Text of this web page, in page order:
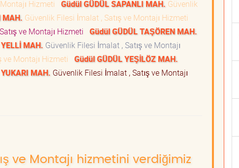
Hizmeti Güdül GÜDÜL SAPANLI MAH. Güvenlik
MAH. Güvenlik Filesi İmalat , Satış ve Montajı Hizmeti
ve Montajı Hizmeti Güdül GÜDÜL TAŞÖREN MAH.
MAH. Güvenlik Filesi İmalat , Satış ve Montajı
ve Montajı Hizmeti Güdül GÜDÜL YEŞİLÖZ MAH.
MAH. Güvenlik Filesi İmalat , Satış ve Montajı
ve Montajı hizmetini verdiğimiz